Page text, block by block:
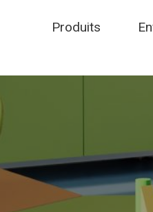
Produits